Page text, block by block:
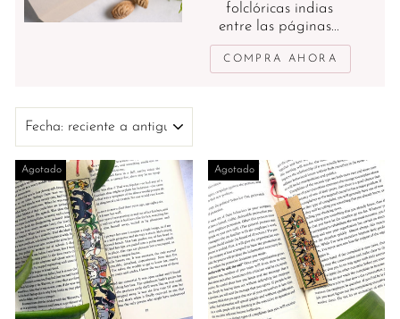
folclóricas indias
entre las páginas...
COMPRA AHORA
Agotado Agotado